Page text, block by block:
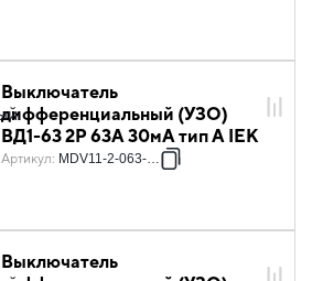
Выключатель
дифференциальный (УЗО)
ВД1-63 2Р 63А 30мА тип А IEK
Артикул: MDV11-2-063-030
Выключатель